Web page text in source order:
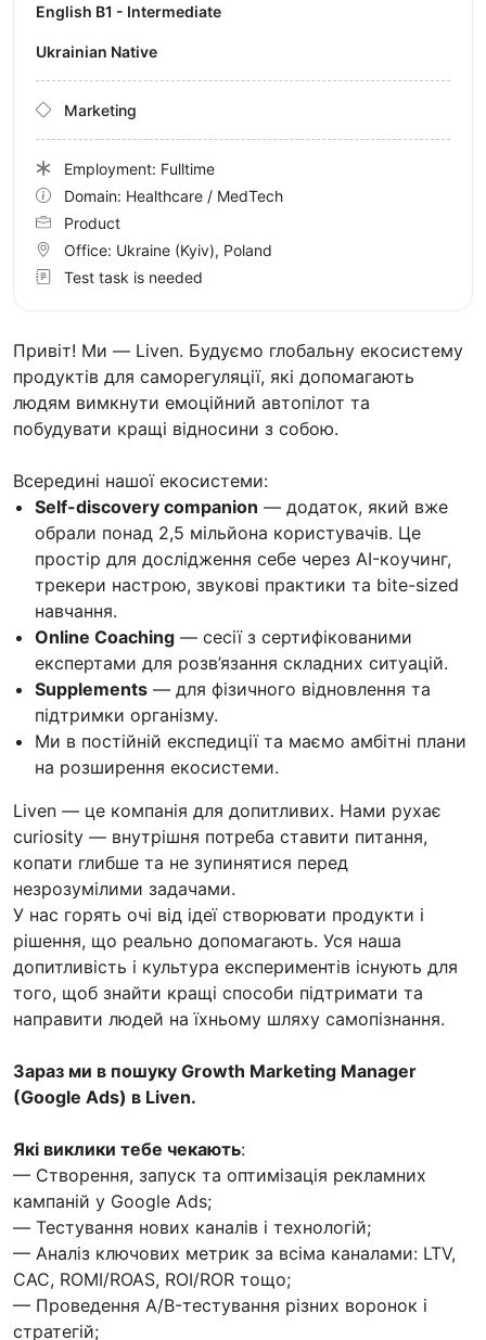
Привіт! Ми — Liven. Будуємо глобальну екосистему
продуктів для саморегуляції, які допомагають
людям вимкнути емоційний автопілот та
побудувати кращі відносини з собою.
Всередині нашої екосистеми:
Self-discovery companion — додаток, який вже
обрали понад 2,5 мільйона користувачів. Це
простір для дослідження себе через AI-коучинг,
трекери настрою, звукові практики та bite-sized
навчання.
Online Coaching — сесії з сертифікованими
експертами для розв’язання складних ситуацій.
Supplements — для фізичного відновлення та
підтримки організму.
Ми в постійній експедиції та маємо амбітні плани
на розширення екосистеми.
Liven — це компанія для допитливих. Нами рухає
curiosity — внутрішня потреба ставити питання,
копати глибше та не зупинятися перед
незрозумілими задачами.
У нас горять очі від ідеї створювати продукти і
рішення, що реально допомагають. Уся наша
допитливість і культура експериментів існують для
того, щоб знайти кращі способи підтримати та
направити людей на їхньому шляху самопізнання.
Зараз ми в пошуку Growth Marketing Manager
(Google Ads) в Liven.
Які виклики тебе чекають:
— Створення, запуск та оптимізація рекламних
кампаній у Google Ads;
— Тестування нових каналів і технологій;
— Аналіз ключових метрик за всіма каналами: LTV,
CAC, ROMI/ROAS, ROI/ROR тощо;
— Проведення A/B-тестування різних воронок і
стратегій;
English B1 - Intermediate
Ukrainian Native
Marketing
Employment: Fulltime
Domain: Healthcare / MedTech
Product
Office: Ukraine (Kyiv), Poland
Test task is needed